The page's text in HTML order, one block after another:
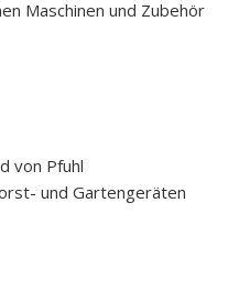
Maschinen und Zubehör
von Pfuhl
und Gartengeräten